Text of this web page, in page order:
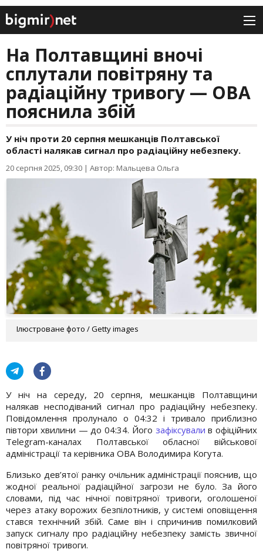
На Полтавщині вночі
сплутали повітряну та
радіаційну тривогу — ОВА
пояснила збій
У ніч проти 20 серпня мешканців Полтавської
області налякав сигнал про радіаційну небезпеку.
20 серпня 2025, 09:30 | Автор: Мальцева Ольга
Ілюстроване фото / Getty images
У ніч на середу, 20 серпня, мешканців Полтавщини
налякав несподіваний сигнал про радіаційну небезпеку.
Повідомлення пролунало о 04:32 і тривало приблизно
півтори хвилини — до 04:34. Його зафіксували в офіційних
Telegram-каналах Полтавської обласної військової
адміністрації та керівника ОВА Володимира Когута.
Близько дев’ятої ранку очільник адміністрації пояснив, що
жодної реальної радіаційної загрози не було. За його
словами, під час нічної повітряної тривоги, оголошеної
через атаку ворожих безпілотників, у системі оповіщення
стався технічний збій. Саме він і спричинив помилковий
запуск сигналу про радіаційну небезпеку замість звичної
повітряної тривоги.